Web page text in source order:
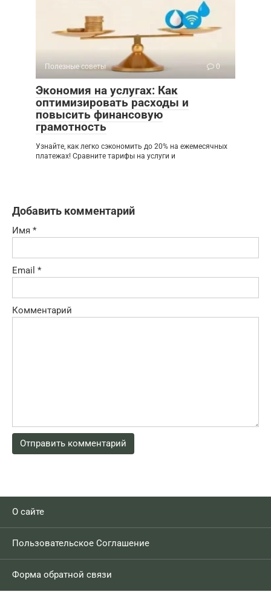
Полезные советы 0
Экономия на услугах: Как
оптимизировать расходы и
повысить финансовую
грамотность
Узнайте, как легко сэкономить до 20% на ежемесячных
платежах! Сравните тарифы на услуги и
Добавить комментарий
Имя *
Email *
Комментарий
О сайте
Пользовательское Соглашение
Форма обратной связи